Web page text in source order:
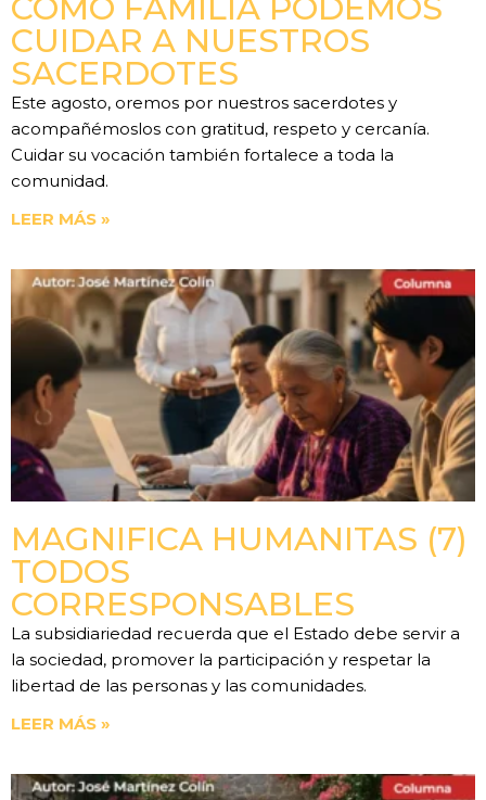
CUIDAR A NUESTROS
SACERDOTES
Este agosto, oremos por nuestros sacerdotes y
acompañémoslos con gratitud, respeto y cercanía.
Cuidar su vocación también fortalece a toda la
comunidad.
LEER MÁS »
MAGNIFICA HUMANITAS (7)
TODOS
CORRESPONSABLES
La subsidiariedad recuerda que el Estado debe servir a
la sociedad, promover la participación y respetar la
libertad de las personas y las comunidades.
LEER MÁS »